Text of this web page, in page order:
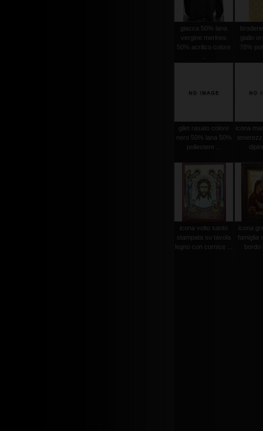
giacca 50% lana
vergine merinos
50% acrilico colore
giallo
78%
gilet rasato colore
nero 50% lana 50%
poliestere ...
icona
icona volto santo
stampata su tavola
legno con cornice ...
icona
famiglia
bordo